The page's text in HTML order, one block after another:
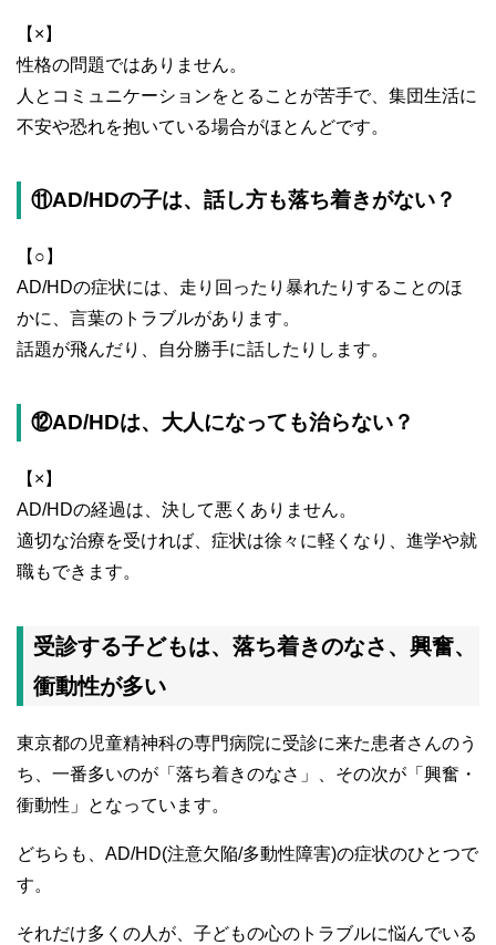
【×】
性格の問題ではありません。
人とコミュニケーションをとることが苦手で、集団生活に
不安や恐れを抱いている場合がほとんどです。
⑪AD/HDの子は、話し方も落ち着きがない？
【○】
AD/HDの症状には、走り回ったり暴れたりすることのほ
かに、言葉のトラブルがあります。
話題が飛んだり、自分勝手に話したりします。
⑫AD/HDは、大人になっても治らない？
【×】
AD/HDの経過は、決して悪くありません。
適切な治療を受ければ、症状は徐々に軽くなり、進学や就
職もできます。
受診する子どもは、落ち着きのなさ、興奮、
衝動性が多い
東京都の児童精神科の専門病院に受診に来た患者さんのう
ち、一番多いのが「落ち着きのなさ」、その次が「興奮・
衝動性」となっています。
どちらも、AD/HD(注意欠陥/多動性障害)の症状のひとつで
す。
それだけ多くの人が、子どもの心のトラブルに悩んでいる